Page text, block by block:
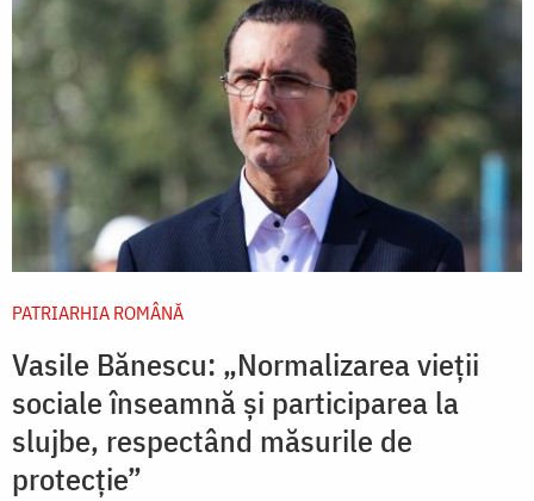
PATRIARHIA ROMÂNĂ
Vasile Bănescu: „Normalizarea vieții
sociale înseamnă și participarea la
slujbe, respectând măsurile de
protecție”